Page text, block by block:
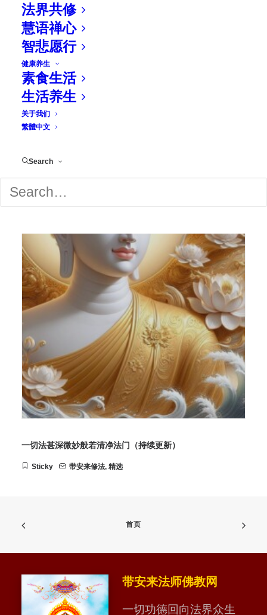
法界共修
慧语禅心
智悲愿行
健康养生
素食生活
生活养生
关于我们
繁體中文
Search
相关文章
一切法甚深微妙般若清净法门（持续更新）
Sticky 带安来修法, 精选
首页
带安来法师佛教网
一切功德回向法界众生